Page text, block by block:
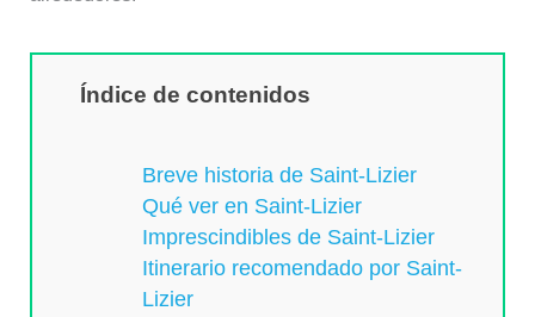
Índice de contenidos
Breve historia de Saint-Lizier
Qué ver en Saint-Lizier
Imprescindibles de Saint-Lizier
Itinerario recomendado por Saint-
Lizier